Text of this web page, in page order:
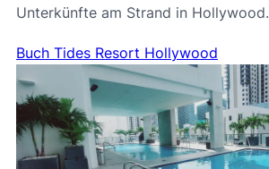
Unterkünfte am Strand in Hollywood.
Buch Tides Resort Hollywood